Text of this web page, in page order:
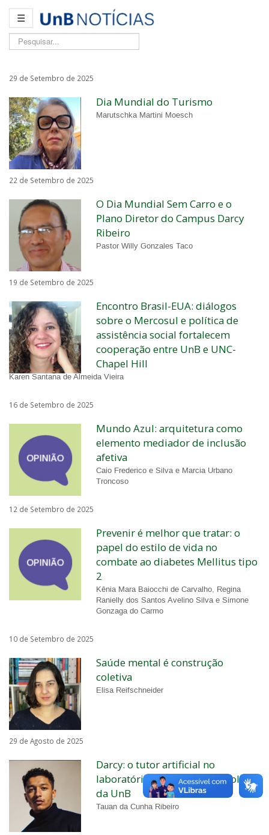
☰
Pesquisar...
29 de Setembro de 2025
Dia Mundial do Turismo
Marutschka Martini Moesch
22 de Setembro de 2025
O Dia Mundial Sem Carro e o
Plano Diretor do Campus Darcy
Ribeiro
Pastor Willy Gonzales Taco
19 de Setembro de 2025
Encontro Brasil-EUA: diálogos
sobre o Mercosul e política de
assistência social fortalecem
cooperação entre UnB e UNC-
Chapel Hill
Karen Santana de Almeida Vieira
16 de Setembro de 2025
Mundo Azul: arquitetura como
elemento mediador de inclusão
afetiva
Caio Frederico e Silva e Marcia Urbano
Troncoso
12 de Setembro de 2025
Prevenir é melhor que tratar: o
papel do estilo de vida no
combate ao diabetes Mellitus tipo
2
Kênia Mara Baiocchi de Carvalho, Regina
Ranielly dos Santos Avelino Silva e Simone
Gonzaga do Carmo
10 de Setembro de 2025
Saúde mental é construção
coletiva
Elisa Reifschneider
29 de Agosto de 2025
Darcy: o tutor artificial no
laboratório de música e tecnologia
da UnB
Tauan da Cunha Ribeiro